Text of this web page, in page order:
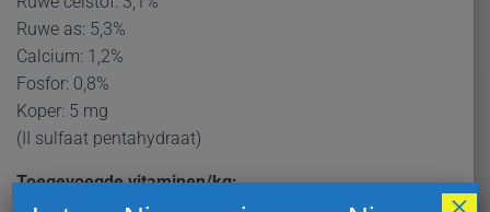
Ruwe as: 5,3%
Calcium: 1,2%
Fosfor: 0,8%
Koper: 5 mg
(II sulfaat pentahydraat)
Toegevoegde vitaminen/kg: